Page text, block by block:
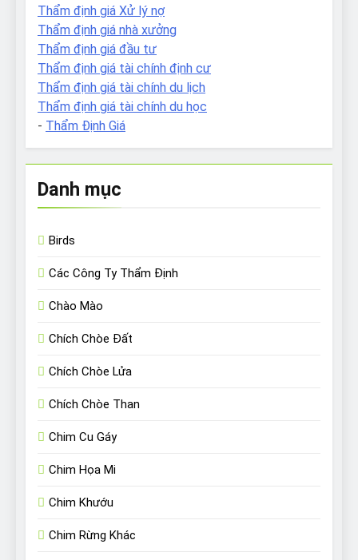
Thẩm định giá Xử lý nợ
Thẩm định giá nhà xưởng
Thẩm định giá đầu tư
Thẩm định giá tài chính định cư
Thẩm định giá tài chính du lịch
Thẩm định giá tài chính du học
- Thẩm Định Giá
Danh mục
Birds
Các Công Ty Thẩm Định
Chào Mào
Chích Chòe Đất
Chích Chòe Lửa
Chích Chòe Than
Chim Cu Gáy
Chim Họa Mi
Chim Khướu
Chim Rừng Khác